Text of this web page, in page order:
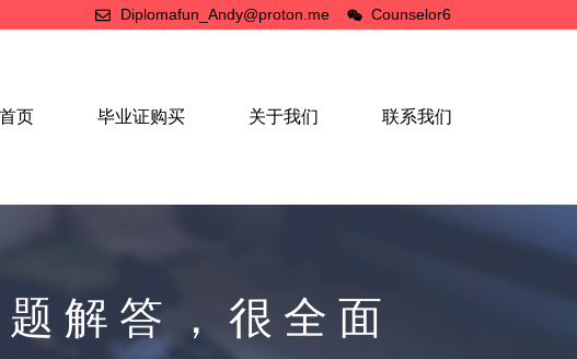
Diplomafun_Andy@proton.me Counselor6
页 毕业证购买 关于我们 联系我们
解答，很全面